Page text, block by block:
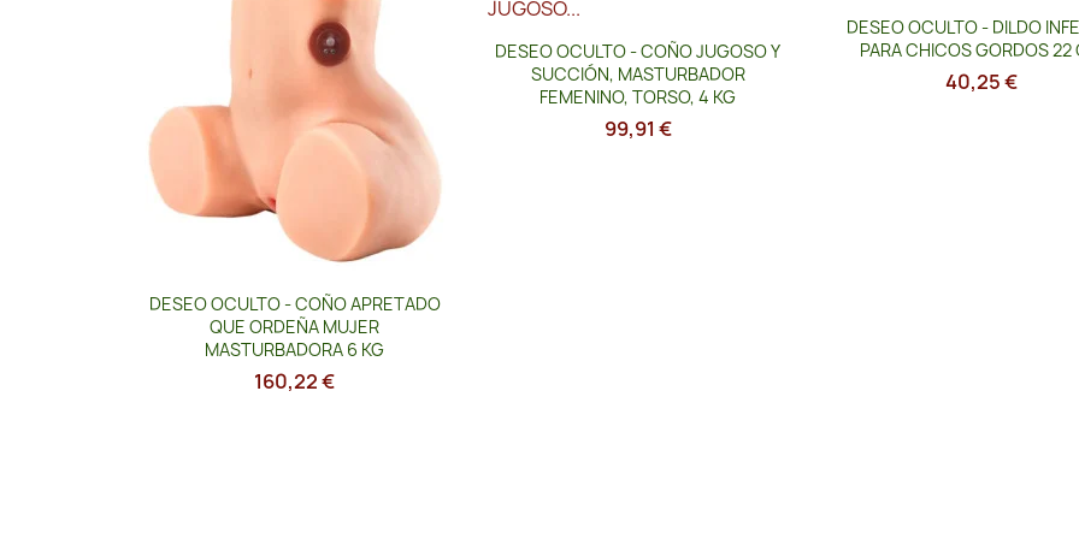
Vista rápida
DESEO OCULTO - COÑO APRETADO
QUE ORDEÑA MUJER
MASTURBADORA 6 KG
160,22 €
Vista rápida
DESEO OCULTO - COÑO JUGOSO Y
SUCCIÓN, MASTURBADOR
FEMENINO, TORSO, 4 KG
99,91 €
 Vista rápida
DESEO OCULTO - DILDO
PARA CHICOS GORDOS 22
40,25 €